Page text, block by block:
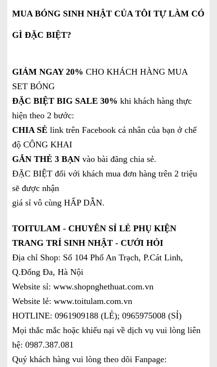
MUA BÓNG SINH NHẬT CỦA TÔI TỰ LÀM CÓ
GÌ ĐẶC BIỆT?
GIẢM NGAY 20% CHO KHÁCH HÀNG MUA
SET BÓNG
ĐẶC BIỆT BIG SALE 30% khi khách hàng thực
hiện theo 2 bước:
CHIA SẺ link trên Facebook cá nhân của bạn ở chế
độ CÔNG KHAI
GẮN THẺ 3 BẠN vào bài đăng chia sẻ.
ĐẶC BIỆT đối với khách mua đơn hàng trên 2 triệu
sẽ được nhận
giá sỉ vô cùng HẤP DẪN.
TOITULAM - CHUYÊN SỈ LẺ PHỤ KIỆN
TRANG TRÍ SINH NHẬT - CƯỚI HỎI
Địa chỉ Shop: Số 104 Phố An Trạch, P.Cát Linh,
Q.Đống Đa, Hà Nội
Website sỉ: www.shopnghethuat.com.vn
Website lẻ: www.toitulam.com.vn
HOTLINE: 0961909188 (LẺ); 0965975008 (SỈ)
Mọi thắc mắc hoặc khiếu nại về dịch vụ vui lòng liên
hệ: 0987.387.081
Quý khách hàng vui lòng theo dõi Fanpage: